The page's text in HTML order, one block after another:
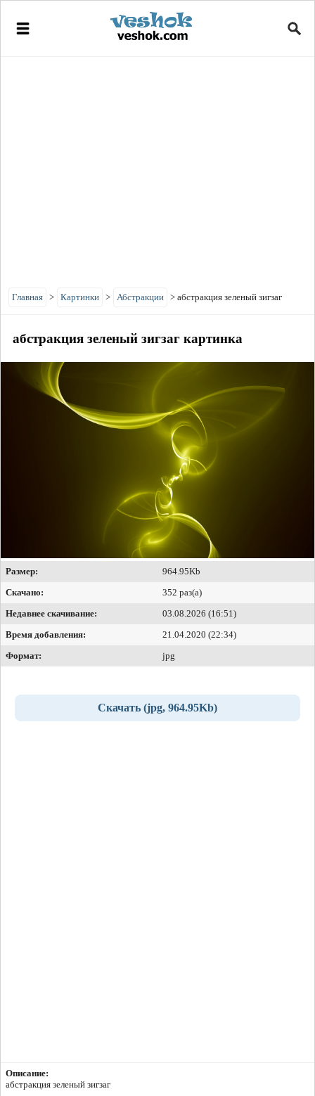
Главная > Картинки > Абстракции > абстракция зеленый зигзаг
абстракция зеленый зигзаг картинка
Размер:
964.95Kb
Скачано:
352 раз(а)
Недавнее скачивание:
03.08.2026 (16:51)
Время добавления:
21.04.2020 (22:34)
Формат:
jpg
Скачать (jpg, 964.95Kb)
Описание:
абстракция зеленый зигзаг